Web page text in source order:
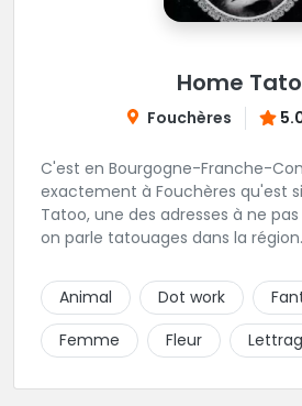
Home
Fouchères
C'est en Bourgogne-Franche-
exactement à Fouchères qu'est
Tatoo, une des adresses à ne
on parle tatouages dans la région.
Animal Dot work
Femme
Fleur